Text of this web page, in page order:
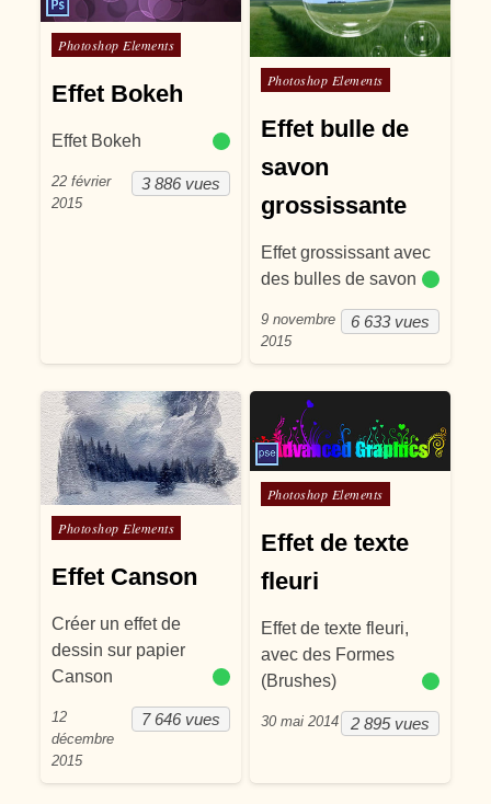
Posté dans
Photoshop Elements
Effet Bokeh
Effet Bokeh
3 886 vues
22 février
2015
Posté dans
Photoshop Elements
Effet bulle de
savon
grossissante
Effet grossissant avec
des bulles de savon
6 633 vues
9 novembre
2015
Posté dans
Photoshop Elements
Effet Canson
Créer un effet de
dessin sur papier
Canson
7 646 vues
12
décembre
2015
Posté dans
Photoshop Elements
Effet de texte
fleuri
Effet de texte fleuri,
avec des Formes
(Brushes)
2 895 vues
30 mai 2014